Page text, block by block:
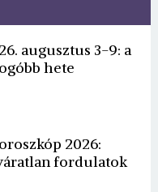
augusztus 3-9: a
hete
2026:
fordulatok